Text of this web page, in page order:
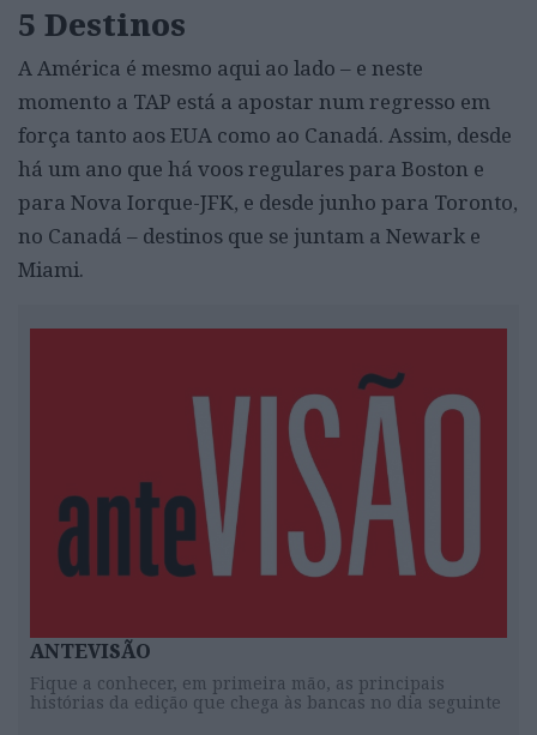
5 Destinos
A América é mesmo aqui ao lado – e neste
momento a TAP está a apostar num regresso em
força tanto aos EUA como ao Canadá. Assim, desde
há um ano que há voos regulares para Boston e
para Nova Iorque-JFK, e desde junho para Toronto,
no Canadá – destinos que se juntam a Newark e
Miami.
ANTEVISÃO
Fique a conhecer, em primeira mão, as principais
histórias da edição que chega às bancas no dia seguinte